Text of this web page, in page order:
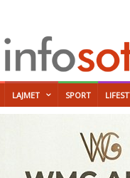
LAJMET SPORT